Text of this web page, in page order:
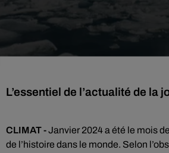
L’essentiel de l’actualité de la
CLIMAT -Janvier 2024 a été le mois
de l’histoire dans le monde. Selon